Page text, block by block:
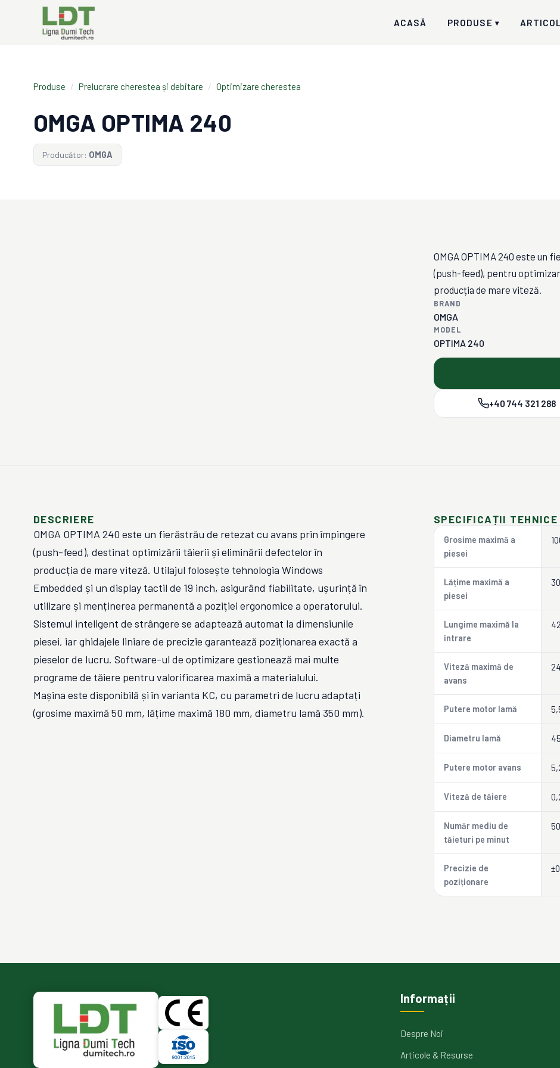
ACASĂ PRODUSE ▾
Produse / Prelucrare cherestea și debitare / Optimizare cherestea
OMGA OPTIMA 240
Producător: OMGA
OMGA OPTIMA 240 este un
(push-feed), pentru
producția de mare viteză.
BRAND
OMGA
MODEL
OPTIMA 240
+40 744 321 288
DESCRIERE
OMGA OPTIMA 240 este un fierăstrău de retezat cu avans prin împingere
(push-feed), destinat optimizării tăierii și eliminării defectelor în
producția de mare viteză. Utilajul folosește tehnologia Windows
Embedded și un display tactil de 19 inch, asigurând fiabilitate, ușurință în
utilizare și menținerea permanentă a poziției ergonomice a operatorului.
Sistemul inteligent de strângere se adaptează automat la dimensiunile
piesei, iar ghidajele liniare de precizie garantează poziționarea exactă a
pieselor de lucru. Software-ul de optimizare gestionează mai multe
programe de tăiere pentru valorificarea maximă a materialului.
Mașina este disponibilă și în varianta KC, cu parametri de lucru adaptați
(grosime maximă 50 mm, lățime maximă 180 mm, diametru lamă 350 mm).
SPECIFICAȚII TEHNICE
Grosime maximă a
piesei
Lățime maximă a
piesei
Lungime maximă la
intrare
Viteză maximă de
avans
Putere motor lamă
Diametru lamă
Putere motor avans
Viteză de tăiere
Număr mediu de
tăieturi pe minut
Precizie de
poziționare
Informații
Despre Noi
Articole & Resurse